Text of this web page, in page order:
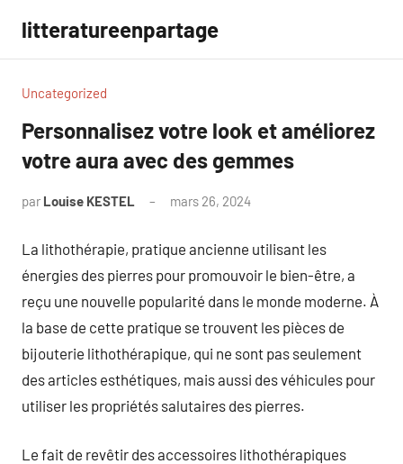
contenu
litteratureenpartage
Uncategorized
Personnalisez votre look et améliorez
votre aura avec des gemmes
par Louise KESTEL mars 26, 2024
La lithothérapie, pratique ancienne utilisant les
énergies des pierres pour promouvoir le bien-être, a
reçu une nouvelle popularité dans le monde moderne. À
la base de cette pratique se trouvent les pièces de
bijouterie lithothérapique, qui ne sont pas seulement
des articles esthétiques, mais aussi des véhicules pour
utiliser les propriétés salutaires des pierres.
Le fait de revêtir des accessoires lithothérapiques